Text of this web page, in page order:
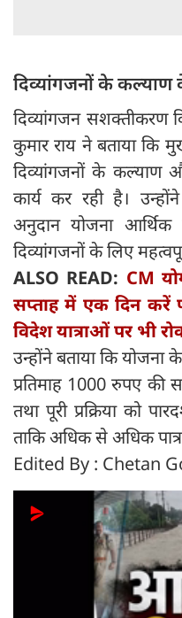
दिव्यांगजनों के कल्याण
दिव्यांगजन सशक्तीकरण
कुमार राय ने बताया कि
दिव्यांगजनों के कल्याण
कार्य कर रही है।
अनुदान योजना
दिव्यांगजनों के लिए
ALSO READ: CM
सप्ताह में एक दिन करें
विदेश यात्राओं पर भी
उन्होंने बताया कि योजना
प्रतिमाह 1000 रुपए की
तथा पूरी प्रक्रिया को
ताकि अधिक से अधिक
Edited By : Chetan